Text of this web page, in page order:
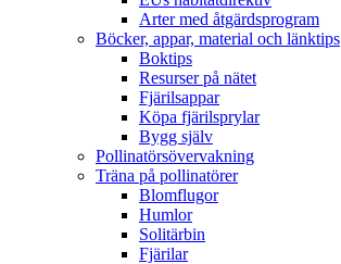
Arter med åtgärdsprogram
Böcker, appar, material och länktips
Boktips
Resurser på nätet
Fjärilsappar
Köpa fjärilsprylar
Bygg själv
Pollinatörsövervakning
Träna på pollinatörer
Blomflugor
Humlor
Solitärbin
Fjärilar